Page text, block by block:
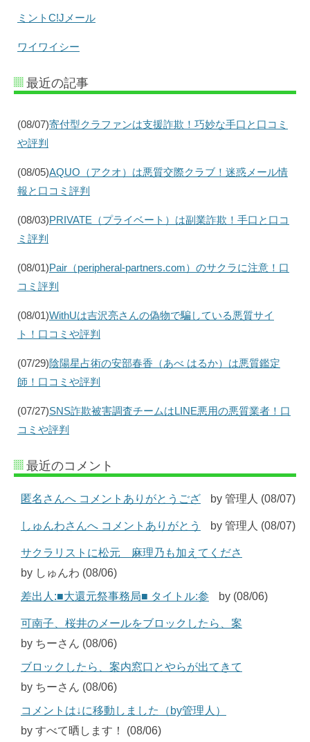
ミントC!Jメール
ワイワイシー
最近の記事
(08/07)寄付型クラファンは支援詐欺！巧妙な手口と口コミ
や評判
(08/05)AQUO（アクオ）は悪質交際クラブ！迷惑メール情
報と口コミ評判
(08/03)PRIVATE（プライベート）は副業詐欺！手口と口コ
ミ評判
(08/01)Pair（peripheral-partners.com）のサクラに注意！口
コミ評判
(08/01)WithUは吉沢亮さんの偽物で騙している悪質サイ
ト！口コミや評判
(07/29)陰陽星占術の安部春香（あべ はるか）は悪質鑑定
師！口コミや評判
(07/27)SNS詐欺被害調査チームはLINE悪用の悪質業者！口
コミや評判
最近のコメント
匿名さんへ コメントありがとうござ by 管理人 (08/07)
しゅんわさんへ コメントありがとう by 管理人 (08/07)
サクラリストに松元 麻理乃も加えてくださ
by しゅんわ (08/06)
差出人:■大還元祭事務局■ タイトル:参
by (08/06)
可南子、桜井のメールをブロックしたら、案
by ちーさん (08/06)
ブロックしたら、案内窓口とやらが出てきて
by ちーさん (08/06)
コメントは↓に移動しました（by管理人）
by すべて晒します！ (08/06)